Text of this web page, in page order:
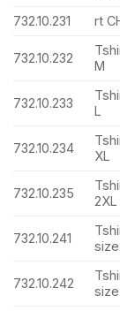
732.10.231 rt
732.10.232
M
732.10.233
L
732.10.234
XL
732.10.235
2XL
732.10.241
size
732.10.242